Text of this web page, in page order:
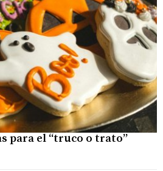
para el “truco o trato”